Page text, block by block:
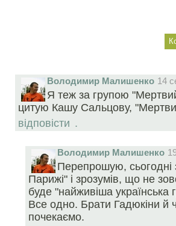
Володимир Малишенко 14
Я теж за групою
цитую Кашу Сальцову,
відповісти .
Володимир Малишенко
Перепрошую,
Парижі" і зрозумів, що не
буде "найживіша українська
Все одно. Брати Гадюкіни й
почекаємо.